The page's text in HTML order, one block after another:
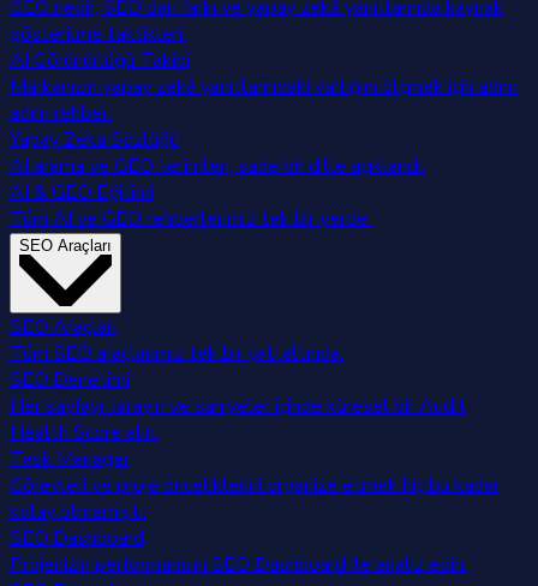
GEO nedir, SEO'dan farkı ve yapay zekâ yanıtlarında kaynak
gösterilme taktikleri.
AI Görünürlüğü Takibi
Markanızın yapay zekâ yanıtlarındaki varlığını ölçmek için adım
adım rehber.
Yapay Zeka Sözlüğü
AI arama ve GEO terimleri, sade bir dille açıklandı.
AI & GEO Eğitimi
Tüm AI ve GEO rehberlerimiz tek bir yerde.
SEO Araçları
SEO Araçları
Tüm SEO araçlarımız tek bir çatı altında.
SEO Denetimi
Her sayfayı tarayın ve saniyeler içinde küresel bir Audit
Health Score alın.
Task Manager
Görevleri ve proje önceliklerini organize etmek hiç bu kadar
kolay olmamıştı.
SEO Dashboard
Projenizin performansını SEO Dashboard ile analiz edin.